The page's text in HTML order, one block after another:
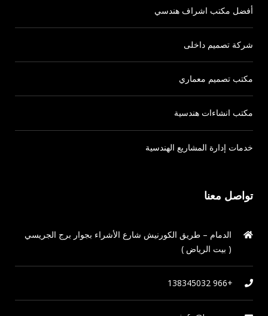
تواصل معنا
الدمام – طريق الكورنيش شارع الأشراء بجوار برج الجريسي
( بيت الرياض )
+966 138345032
أفضل مكتب اشراف هندسي
شركة تصميم داخلى
مكتب تصميم معماري
مكتب انشاءات هندسية
خدمات إدارة المشاريع الهندسية